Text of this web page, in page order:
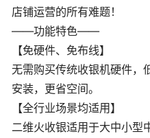
店铺运营的所有难题！
——功能特色——
【免硬件、免布线】
无需购买传统收银机硬件，
安装，更省空间。
【全行业场景均适用】
二维火收银适用于大中小型